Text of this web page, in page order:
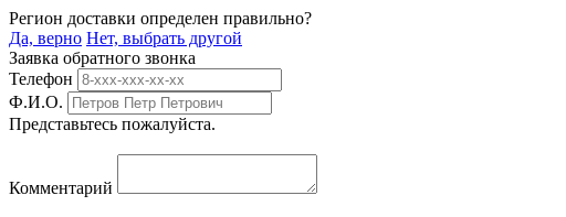
Регион доставки определен правильно?
Да, верно Нет, выбрать другой
Заявка обратного звонка
Телефон
Ф.И.О.
Представьтесь пожалуйста.
Комментарий